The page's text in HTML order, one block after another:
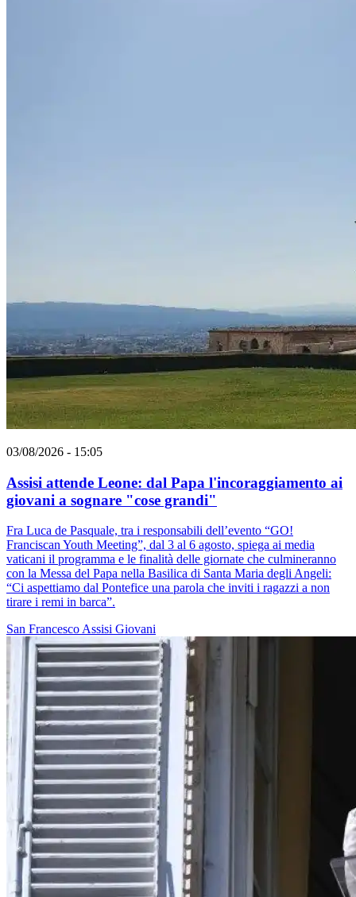
03/08/2026 - 15:05
Assisi attende Leone: dal Papa l'incoraggiamento ai
giovani a sognare "cose grandi"
Fra Luca de Pasquale, tra i responsabili dell’evento “GO!
Franciscan Youth Meeting”, dal 3 al 6 agosto, spiega ai media
vaticani il programma e le finalità delle giornate che culmineranno
con la Messa del Papa nella Basilica di Santa Maria degli Angeli:
“Ci aspettiamo dal Pontefice una parola che inviti i ragazzi a non
tirare i remi in barca”.
San Francesco Assisi Giovani